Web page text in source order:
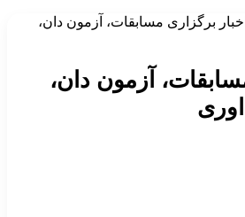
اخبار برگزاری مسابقات، آزمون دان،
آزمون دان،